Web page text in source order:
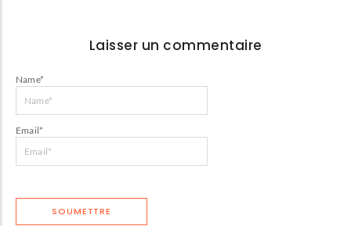
Laisser un commentaire
Name*
Email*